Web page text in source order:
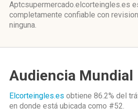
Aptcsupermercado.elcorteingles.es
completamente confiable con
ninguna.
Audiencia Mundial
Elcorteingles.es obtiene 86.2% del
en donde está ubicada como #52.